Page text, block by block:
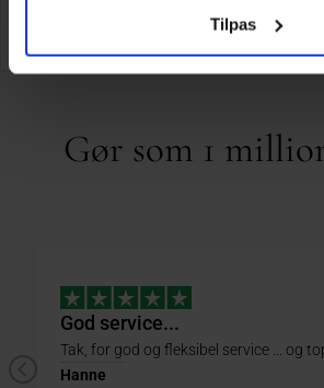
Tilpas
SE MENU
Gør som 1
God service...
Tak, for god og fleksibel service ... og
Hanne